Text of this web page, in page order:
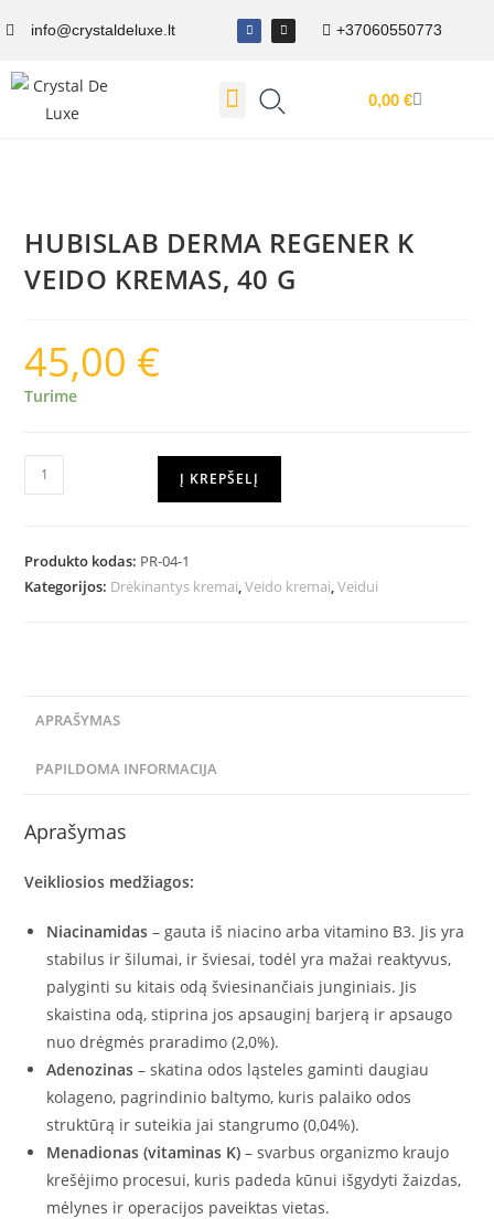
info@crystaldeluxe.lt +37060550773
0,00 €
HUBISLAB DERMA REGENER K
VEIDO KREMAS, 40 G
45,00 €
Turime
Į KREPŠELĮ
Produkto kodas: PR-04-1
Kategorijos: Drėkinantys kremai,Veido kremai,Veidui
APRAŠYMAS
PAPILDOMA INFORMACIJA
Aprašymas
Veikliosios medžiagos:
Niacinamidas– gauta iš niacino arba vitamino B3. Jis yra
stabilus ir šilumai, ir šviesai, todėl yra mažai reaktyvus,
palyginti su kitais odą šviesinančiais junginiais. Jis
skaistina odą, stiprina jos apsauginį barjerą ir apsaugo
nuo drėgmės praradimo (2,0%).
Adenozinas – skatina odos ląsteles gaminti daugiau
kolageno, pagrindinio baltymo, kuris palaiko odos
struktūrą ir suteikia jai stangrumo (0,04%).
Menadionas (vitaminas K) – svarbus organizmo kraujo
krešėjimo procesui, kuris padeda kūnui išgydyti žaizdas,
mėlynes ir operacijos paveiktas vietas.